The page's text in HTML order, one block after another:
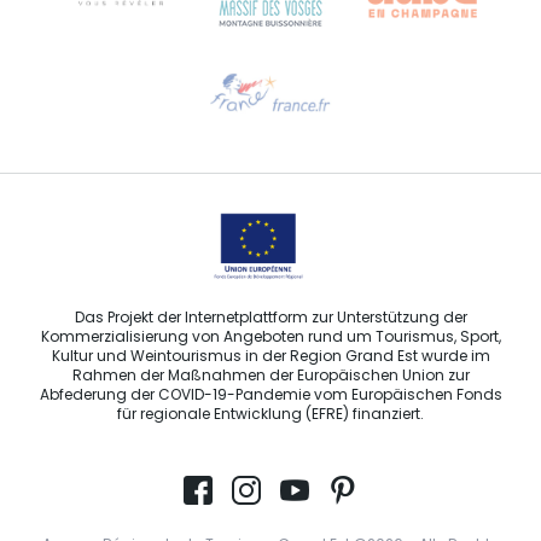
Sprechen Sie uns per E-Mail an
Das Projekt der Internetplattform zur Unterstützung der
Kommerzialisierung von Angeboten rund um Tourismus, Sport,
Kultur und Weintourismus in der Region Grand Est wurde im
Rahmen der Maßnahmen der Europäischen Union zur
Abfederung der COVID-19-Pandemie vom Europäischen Fonds
für regionale Entwicklung (EFRE) finanziert.